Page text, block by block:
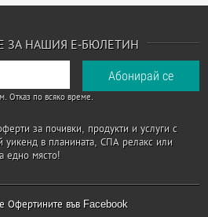
ЗА НАШИЯ Е-БЮЛЕТИН
Отказ по всяко време.
за почивки, продукти и услуги с
уикенд в планината, СПА релакс или
едно място!
Офертините във Facebook